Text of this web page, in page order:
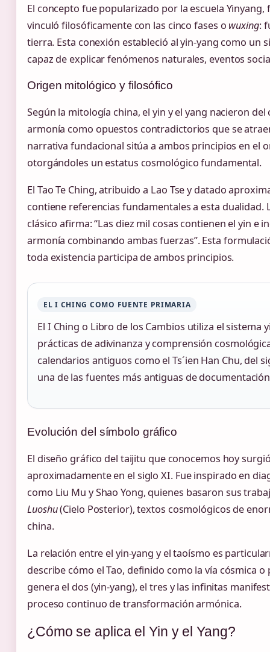
El concepto fue popularizado por la escuela
vinculó filosóficamente con las cinco fases o wuxing:
tierra. Esta conexión estableció al yin-yang como un
capaz de explicar fenómenos naturales, eventos
Origen mitológico y filosófico
Según la mitología china, el yin y el yang nacieron
armonía como opuestos contradictorios que se
narrativa fundacional sitúa a ambos principios en el
otorgándoles un estatus cosmológico fundamental.
El Tao Te Ching, atribuido a Lao Tse y datado
contiene referencias fundamentales a esta dualidad.
clásico afirma: “Las diez mil cosas contienen el yin e
armonía combinando ambas fuerzas”. Esta
toda existencia participa de ambos principios.
EL I CHING COMO FUENTE PRIMARIA
El I Ching o Libro de los Cambios utiliza el sistema
prácticas de adivinanza y comprensión
calendarios antiguos como el Ts´ien Han Chu, del
una de las fuentes más antiguas de
Evolución del símbolo gráfico
El diseño gráfico del taijitu que conocemos hoy
aproximadamente en el siglo XI. Fue inspirado en
como Liu Mu y Shao Yong, quienes basaron sus
Luoshu(Cielo Posterior), textos cosmológicos de
china.
La relación entre el yin-yang y el taoísmo es
describe cómo el Tao, definido como la vía cósmica
genera el dos (yin-yang), el tres y las infinitas
proceso continuo de transformación armónica.
¿Cómo se aplica el Yin y el Yang?